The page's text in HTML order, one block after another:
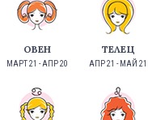
ОВЕН
МАРТ 21 - АПР 20
ТЕЛЕЦ
АПР 21 - МАЙ 21